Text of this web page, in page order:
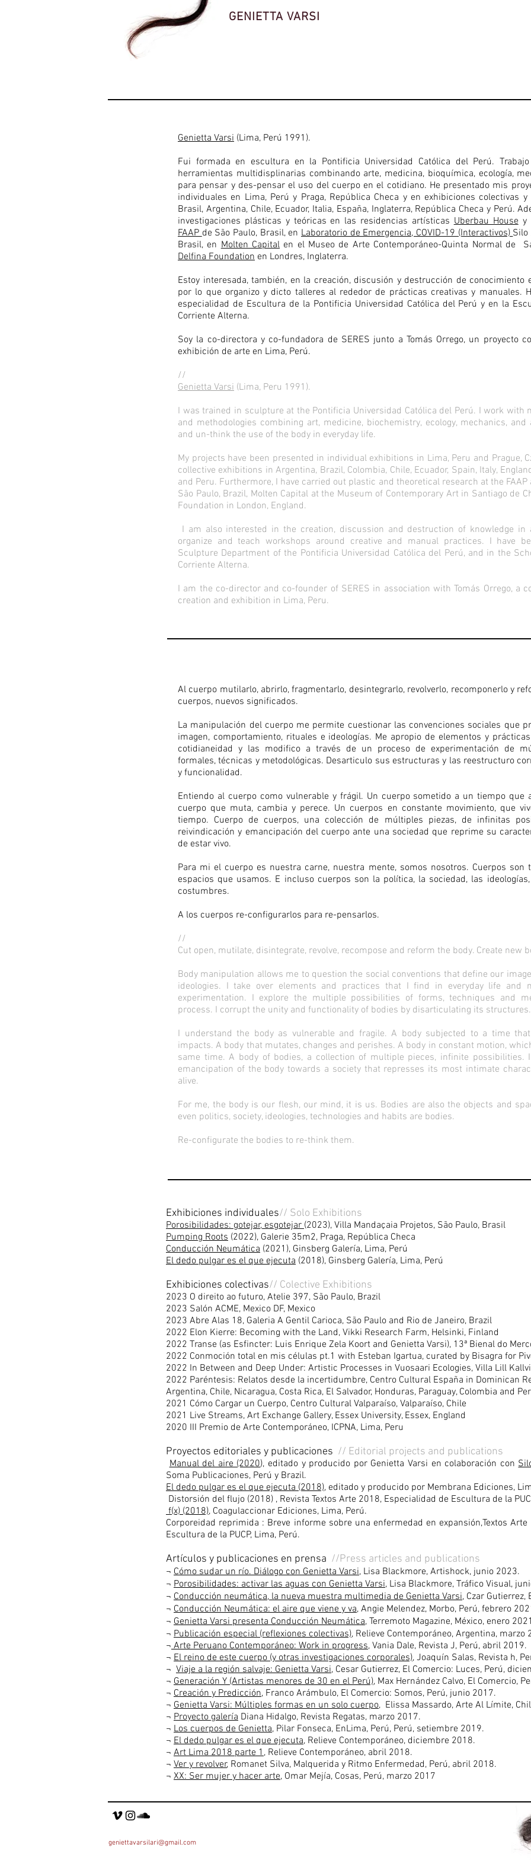
GENIETTA VARSI
Genietta Varsi (Lima, Perú 1991).
Fui formada en escultura en la Pontificia Universidad Católica del Perú.
herramientas multidisplinarias combinando arte, medicina, bioquímica, ecología,
para pensar y des-pensar el uso del cuerpo en el cotidiano. He presentado mis
individuales en Lima, Perú y Praga, República Checa y en exhibiciones colectivas
Brasil, Argentina, Chile, Ecuador, Italia, España, Inglaterra, República Checa y Perú.
investigaciones plásticas y teóricas en las residencias artísticasUberbau_Housey
FAAPde São Paulo, Brasil, enLaboratorio de Emergencia, COVID-19 (Interactivos)Silo
Brasil, enMolten Capital en el Museo de Arte Contemporáneo-Quinta Normal de
Delfina Foundation en Londres, Inglaterra.
Estoy interesada, también, en la creación, discusión y destrucción de conocimiento
por lo que organizo y dicto talleres al rededor de prácticas creativas y manuales.
especialidad de Escultura de la Pontificia Universidad Católica del Perú y en la
Corriente Alterna.
Soy la co-directora y co-fundadora de SERES junto a Tomás Orrego, un proyecto
exhibición de arte en Lima, Perú.
//
Genietta Varsi (Lima, Peru 1991).
I was trained in sculpture at the Pontificia Universidad Católica del Perú. I work with
and methodologies combining art, medicine, biochemistry, ecology, mechanics,
and un-think the use of the body in everyday life.
My projects have been presented in individual exhibitions in Lima, Peru and Prague,
collective exhibitions in Argentina, Brazil, Colombia, Chile, Ecuador, Spain, Italy,
and Peru. Furthermore, I have carried out plastic and theoretical research at the
São Paulo, Brazil, Molten Capital at the Museum of Contemporary Art in Santiago de
Foundation in London, England.
I am also interested in the creation, discussion and destruction of knowledge in
organize and teach workshops around creative and manual practices. I have
Sculpture Department of the Pontificia Universidad Católica del Perú, and in the
Corriente Alterna.
I am the co-director and co-founder of SERES in association with Tomás Orrego, a
creation and exhibition in Lima, Peru.
Al cuerpo mutilarlo, abrirlo, fragmentarlo, desintegrarlo, revolverlo, recomponerlo y
cuerpos, nuevos significados.
La manipulación del cuerpo me permite cuestionar las convenciones sociales que
imagen, comportamiento, rituales e ideologías. Me apropio de elementos y
cotidianeidad y las modifico a través de un proceso de experimentación de
formales, técnicas y metodológicas. Desarticulo sus estructuras y las reestructuro
y funcionalidad.
Entiendo al cuerpo como vulnerable y frágil. Un cuerpo sometido a un tiempo que
cuerpo que muta, cambia y perece. Un cuerpos en constante movimiento, que
tiempo. Cuerpo de cuerpos, una colección de múltiples piezas, de infinitas
reivindicación y emancipación del cuerpo ante una sociedad que reprime su
de estar vivo.
Para mi el cuerpo es nuestra carne, nuestra mente, somos nosotros. Cuerpos son
espacios que usamos. E incluso cuerpos son la política, la sociedad, las
costumbres.
A los cuerpos re-configurarlos para re-pensarlos.
//
Cut open, mutilate, disintegrate, revolve, recompose and reform the body. Create new
Body manipulation allows me to question the social conventions that define our
ideologies. I take over elements and practices that I find in everyday life and
experimentation. I explore the multiple possibilities of forms, techniques and
process. I corrupt the unity and functionality of bodies by disarticulating its structures.
I understand the body as vulnerable and fragile. A body subjected to a time
impacts. A body that mutates, changes and perishes. A body in constant motion,
same time. A body of bodies, a collection of multiple pieces, infinite possibilities.
emancipation of the body towards a society that represses its most intimate
alive.
For me, the body is our flesh, our mind, it is us. Bodies are also the objects and
even politics, society, ideologies, technologies and habits are bodies.
Re-configurate the bodies to re-think them.
Exhibiciones individuales// Solo Exhibitions
Porosibilidades: gotejar, esgotejar(2023), Villa Mandaçaia Projetos, São Paulo, Brasil
Pumping Roots (2022), Galerie 35m2, Praga, República Checa
Conducción Neumática (2021), Ginsberg Galería, Lima, Perú
El dedo pulgar es el que ejecuta (2018), Ginsberg Galería, Lima, Perú
Exhibiciones colectivas// Colective Exhibitions
2023 O direito ao futuro, Atelie 397, São Paulo, Brazil
2023 Salón ACME, Mexico DF, Mexico
2023 Abre Alas 18, Galeria A Gentil Carioca, São Paulo and Rio de Janeiro, Brazil
2022 Elon Kierre: Becoming with the Land, Vikki Research Farm, Helsinki, Finland
2022 Transe (as Esfincter: Luis Enrique Zela Koort and Genietta Varsi), 13ª Bienal do
2022 Conmoción total en mis células pt.1 with Esteban Igartua, curated by Bisagra for
2022 In Between and Deep Under: Artistic Processes in Vuosaari Ecologies, Villa Lill
2022 Paréntesis: Relatos desde la incertidumbre, Centro Cultural España in Dominican
Argentina, Chile, Nicaragua, Costa Rica, El Salvador, Honduras, Paraguay, Colombia and
2021 Cómo Cargar un Cuerpo, Centro Cultural Valparaíso, Valparaíso, Chile
2021 Live Streams, Art Exchange Gallery, Essex University, Essex, England
2020 III Premio de Arte Contemporáneo, ICPNA, Lima, Peru
Proyectos editoriales y publicaciones // Editorial projects and publications
Manual del aire (2020), editado y producido por Genietta Varsi en colaboración con
Soma Publicaciones, Perú y Brazil.
El dedo pulgar es el que ejecuta (2018), editado y producido por Membrana Ediciones,
Distorsión del flujo (2018) , Revista Textos Arte 2018, Especialidad de Escultura de la
f(x) (2018), Coagulaccionar Ediciones, Lima, Perú.
Corporeidad reprimida : Breve informe sobre una enfermedad en expansión,Textos Arte
Escultura de la PUCP, Lima, Perú.
Artículos y publicaciones en prensa //Press articles and publications
¬ Cómo sudar un río. Diálogo con Genietta Varsi, Lisa Blackmore, Artishock, junio 2023.
¬ Porosibilidades: activar las aguas con Genietta Varsi, Lisa Blackmore, Tráfico Visual,
¬ Conducción neumática, la nueva muestra multimedia de Genietta Varsi, Czar Gutierrez,
¬ Conducción Neumática: el aire que viene y va, Angie Melendez, Morbo, Perú, febrero
¬ Genietta Varsi presenta Conducción Neumática, Terremoto Magazine, México, enero
¬ Publicación especial (reflexiones colectivas), Relieve Contemporáneo, Argentina, marzo
¬Arte Peruano Contemporáneo: Work in progress, Vania Dale, Revista J, Perú, abril 2019.
¬ El reino de este cuerpo (y otras investigaciones corporales), Joaquín Salas, Revista h,
¬ Viaje a la región salvaje: Genietta Varsi, Cesar Gutierrez, El Comercio: Luces, Perú,
¬ Generación Y (Artistas menores de 30 en el Perú), Max Hernández Calvo, El Comercio,
¬ Creación y Predicción, Franco Arámbulo, El Comercio: Somos, Perú, junio 2017.
¬ Genietta Varsi: Múltiples formas en un solo cuerpo, Elissa Massardo, Arte Al Límite,
¬ Proyecto galería Diana Hidalgo, Revista Regatas, marzo 2017.
¬ Los cuerpos de Genietta, Pilar Fonseca, EnLima, Perú, Perú, setiembre 2019.
¬ El dedo pulgar es el que ejecuta, Relieve Contemporáneo, diciembre 2018.
¬ Art Lima 2018 parte 1, Relieve Contemporáneo, abril 2018.
¬ Ver y revolver, Romanet Silva, Malquerida y Ritmo Enfermedad, Perú, abril 2018.
¬ XX: Ser mujer y hacer arte, Omar Mejía, Cosas, Perú, marzo 2017
geniettavarsilari@gmail.com